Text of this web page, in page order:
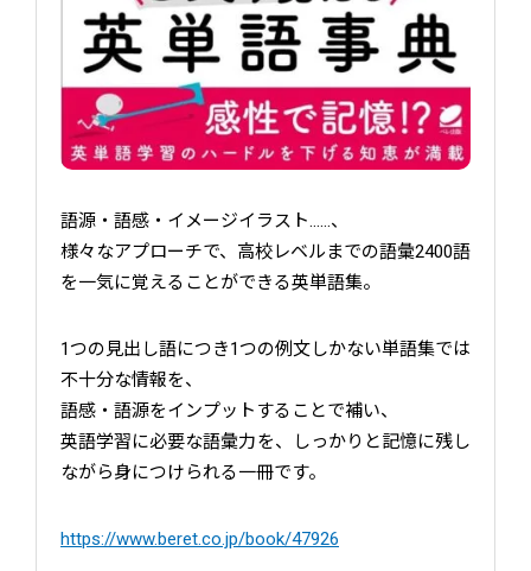
語源・語感・イメージイラスト……、
様々なアプローチで、高校レベルまでの語彙2400語
を一気に覚えることができる英単語集。
1つの見出し語につき1つの例文しかない単語集では
不十分な情報を、
語感・語源をインプットすることで補い、
英語学習に必要な語彙力を、しっかりと記憶に残し
ながら身につけられる一冊です。
https://www.beret.co.jp/book/47926